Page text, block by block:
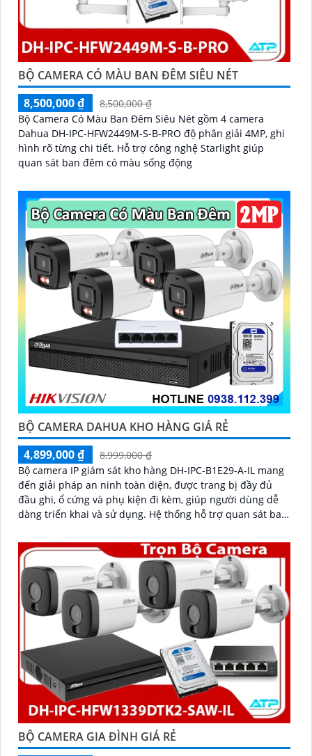
BỘ CAMERA CÓ MÀU BAN ĐÊM SIÊU NÉT
8,500,000 ₫
8,500,000 ₫
Bộ Camera Có Màu Ban Đêm Siêu Nét gồm 4 camera
Dahua DH-IPC-HFW2449M-S-B-PRO độ phân giải 4MP, ghi
hình rõ từng chi tiết. Hỗ trợ công nghệ Starlight giúp
quan sát ban đêm có màu sống động
BỘ CAMERA DAHUA KHO HÀNG GIÁ RẺ
4,899,000 ₫
8,999,000 ₫
Bộ camera IP giám sát kho hàng DH-IPC-B1E29-A-IL mang
đến giải pháp an ninh toàn diện, được trang bị đầy đủ
đầu ghi, ổ cứng và phụ kiện đi kèm, giúp người dùng dễ
dàng triển khai và sử dụng. Hệ thống hỗ trợ quan sát ban
ánh sáng trắng, cùng khả năng phát hiện chuyển động
thông minh, giúp đảm bảo an toàn tuyệt đối cho khu vực
kho hàng
BỘ CAMERA GIA ĐÌNH GIÁ RẺ